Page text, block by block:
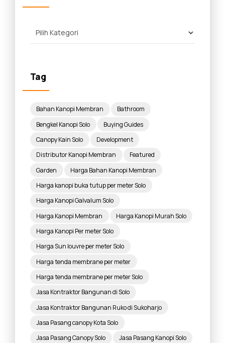
Tag
Bahan Kanopi Membran
Bathroom
Bengkel Kanopi Solo
Buying Guides
Canopy Kain Solo
Development
Distributor Kanopi Membran
Featured
Garden
Harga Bahan Kanopi Membran
Harga kanopi buka tutup per meter Solo
Harga Kanopi Galvalum Solo
Harga Kanopi Membran
Harga Kanopi Murah Solo
Harga Kanopi Per meter Solo
Harga Sun louvre per meter Solo
Harga tenda membrane per meter
Harga tenda membrane per meter Solo
Jasa Kontraktor Bangunan di Solo
Jasa Kontraktor Bangunan Ruko di Sukoharjo
Jasa Pasang canopy Kota Solo
Jasa Pasang Canopy Solo
Jasa Pasang Kanopi Solo